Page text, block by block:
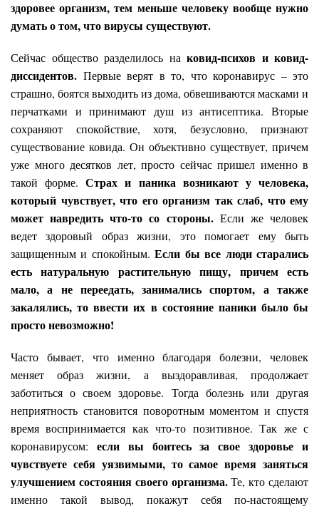
здоровее организм, тем меньше человеку вообще нужно
думать о том, что вирусы существуют.
Сейчас общество разделилось на ковид-психов и ковид-
диссидентов. Первые верят в то, что коронавирус – это
страшно, боятся выходить из дома, обвешиваются масками и
перчатками и принимают душ из антисептика. Вторые
сохраняют спокойствие, хотя, безусловно, признают
существование ковида. Он объективно существует, причем
уже много десятков лет, просто сейчас пришел именно в
такой форме.Страх и паника возникают у человека,
который чувствует, что его организм так слаб, что ему
может навредить что-то со стороны. Если же человек
ведет здоровый образ жизни, это помогает ему быть
защищенным и спокойным.Если бы все люди старались
есть натуральную растительную пищу, причем есть
мало, а не переедать, занимались спортом, а также
закалялись, то ввести их в состояние паники было бы
просто невозможно!
Часто бывает, что именно благодаря болезни, человек
меняет образ жизни, а выздоравливая, продолжает
заботиться о своем здоровье. Тогда болезнь или другая
неприятность становится поворотным моментом и спустя
время воспринимается как что-то позитивное. Так же с
коронавирусом: если вы боитесь за свое здоровье и
чувствуете себя уязвимыми, то самое время заняться
улучшением состояния своего организма.Те, кто сделают
именно такой вывод, покажут себя по-настоящему